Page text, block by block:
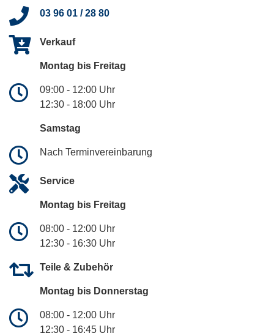
03 96 01 / 28 80
Verkauf
Montag bis Freitag
09:00 - 12:00 Uhr
12:30 - 18:00 Uhr
Samstag
Nach Terminvereinbarung
Service
Montag bis Freitag
08:00 - 12:00 Uhr
12:30 - 16:30 Uhr
Teile & Zubehör
Montag bis Donnerstag
08:00 - 12:00 Uhr
12:30 - 16:45 Uhr